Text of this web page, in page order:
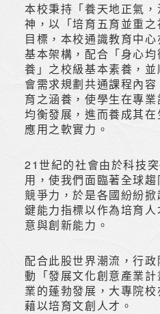
本校秉持「養天地正氣
神，以「培育五育並重
目標，本校通識教育中
基本架構，配合「身心
養」之校級基本素養，
會需求規劃共通課程內
育之涵養，使學生在專
均衡發展，進而養成其
應用之軟實力。
21世紀的社會由於科技
用，使我們面臨著全球
競爭力，於是各國紛紛
鍵能力指標以作為培育
意與創新能力。
配合此股世界潮流，行
動「發展文化創意產業
業的蓬勃發展，大專院校
藉以培育文創人才。